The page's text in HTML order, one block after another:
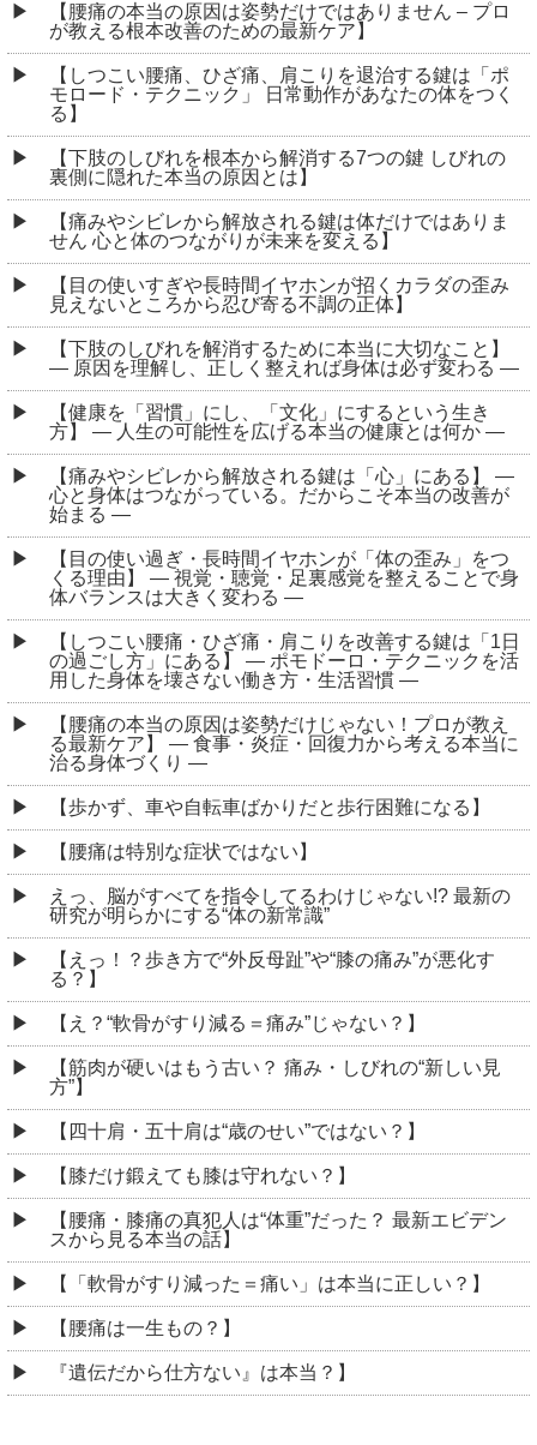
【腰痛の本当の原因は姿勢だけではありません – プロ
が教える根本改善のための最新ケア】
【しつこい腰痛、ひざ痛、肩こりを退治する鍵は「ポ
モロード・テクニック」 日常動作があなたの体をつく
る】
【下肢のしびれを根本から解消する7つの鍵 しびれの
裏側に隠れた本当の原因とは】
【痛みやシビレから解放される鍵は体だけではありま
せん 心と体のつながりが未来を変える】
【目の使いすぎや長時間イヤホンが招くカラダの歪み
見えないところから忍び寄る不調の正体】
【下肢のしびれを解消するために本当に大切なこと】
― 原因を理解し、正しく整えれば身体は必ず変わる ―
【健康を「習慣」にし、「文化」にするという生き
方】 ― 人生の可能性を広げる本当の健康とは何か ―
【痛みやシビレから解放される鍵は「心」にある】 ―
心と身体はつながっている。だからこそ本当の改善が
始まる ―
【目の使い過ぎ・長時間イヤホンが「体の歪み」をつ
くる理由】 ― 視覚・聴覚・足裏感覚を整えることで身
体バランスは大きく変わる ―
【しつこい腰痛・ひざ痛・肩こりを改善する鍵は「1日
の過ごし方」にある】 ― ポモドーロ・テクニックを活
用した身体を壊さない働き方・生活習慣 ―
【腰痛の本当の原因は姿勢だけじゃない！プロが教え
る最新ケア】 ― 食事・炎症・回復力から考える本当に
治る身体づくり ―
【歩かず、車や自転車ばかりだと歩行困難になる】
【腰痛は特別な症状ではない】
えっ、脳がすべてを指令してるわけじゃない!? 最新の
研究が明らかにする“体の新常識”
【えっ！？歩き方で“外反母趾”や“膝の痛み”が悪化す
る？】
【え？“軟骨がすり減る＝痛み”じゃない？】
【筋肉が硬いはもう古い？ 痛み・しびれの“新しい見
方”】
【四十肩・五十肩は“歳のせい”ではない？】
【膝だけ鍛えても膝は守れない？】
【腰痛・膝痛の真犯人は“体重”だった？ 最新エビデン
スから見る本当の話】
【「軟骨がすり減った＝痛い」は本当に正しい？】
【腰痛は一生もの？】
『遺伝だから仕方ない』は本当？】